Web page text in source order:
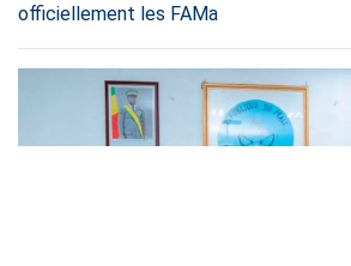
officiellement les FAMa